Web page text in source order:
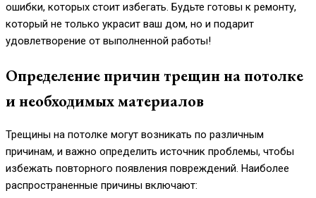
ошибки, которых стоит избегать. Будьте готовы к ремонту,
который не только украсит ваш дом, но и подарит
удовлетворение от выполненной работы!
Определение причин трещин на потолке
и необходимых материалов
Трещины на потолке могут возникать по различным
причинам, и важно определить источник проблемы, чтобы
избежать повторного появления повреждений. Наиболее
распространенные причины включают: